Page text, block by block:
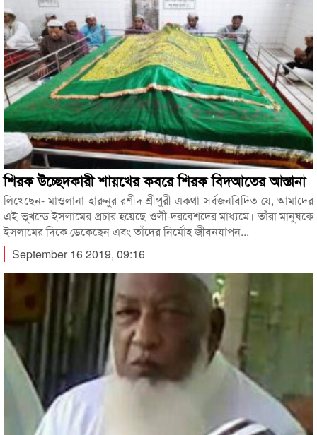
শিরক উচ্ছেদকারী শায়খের কবরে শিরক বিদআতের আস্তানা
লিখেছেন- মাওলানা হারুনুর রশীদ শ্রীপুরী একথা সর্বজনবিদিত যে, আমাদের
এই ভূখন্ডে ইসলামের প্রচার হয়েছে ওলী-দরবেশদের মাধ্যমে। তাঁরা মানুষকে
ইসলামের দিকে ডেকেছেন এবং তাঁদের নির্মোহ জীবনযাপন...
September 16 2019, 09:16